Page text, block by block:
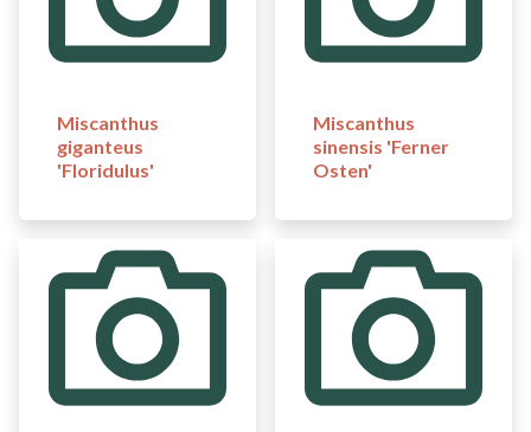
Miscanthus
giganteus
'Floridulus'
Miscanthus
sinensis 'Ferner
Osten'